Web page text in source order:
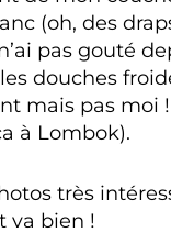
(oh, des
pas gouté
douches
mais pas moi
à Lombok).
très
va bien !